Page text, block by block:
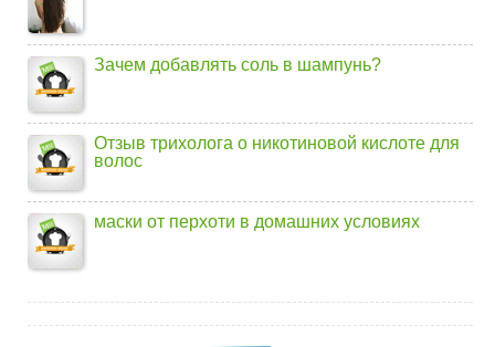
Зачем добавлять соль в шампунь?
Отзыв трихолога о никотиновой кислоте для
волос
маски от перхоти в домашних условиях